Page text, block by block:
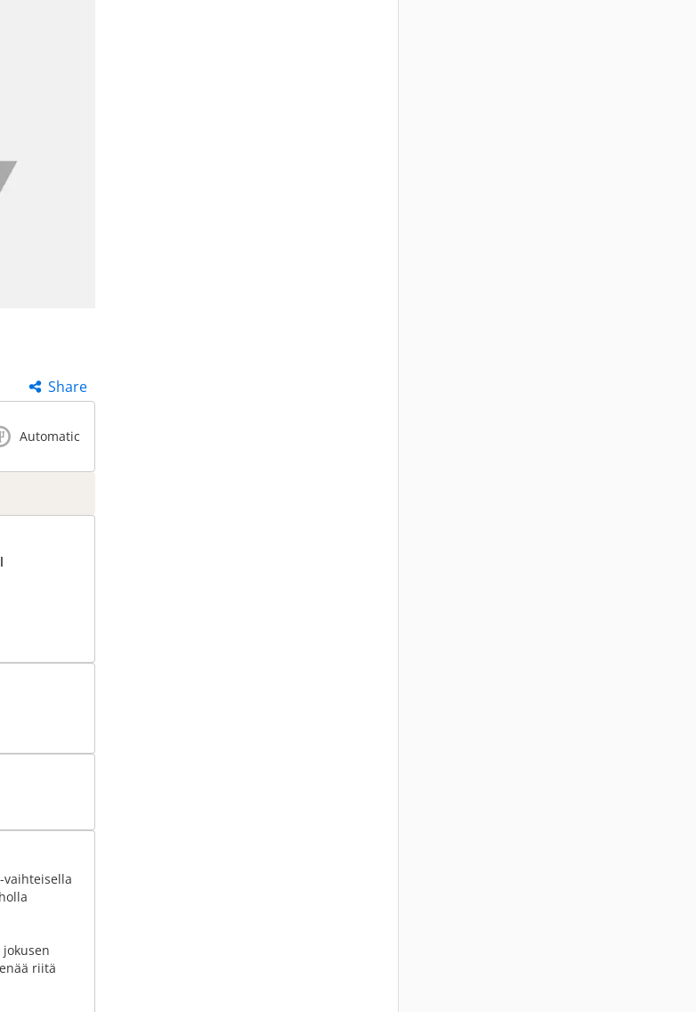
Share
Automatic
vaihteisella
riitä